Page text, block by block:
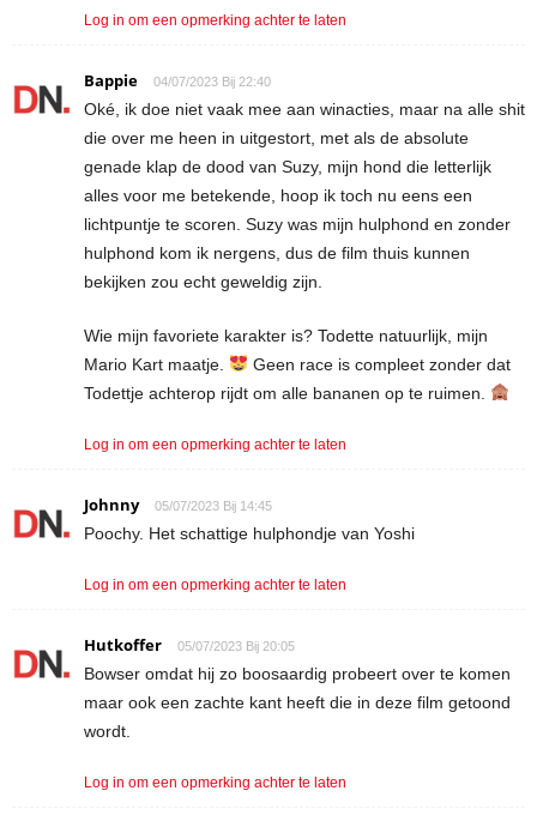
Log in om een opmerking achter te laten
Bappie 04/07/2023 Bij 22:40
Oké, ik doe niet vaak mee aan winacties, maar na alle shit
die over me heen in uitgestort, met als de absolute
genade klap de dood van Suzy, mijn hond die letterlijk
alles voor me betekende, hoop ik toch nu eens een
lichtpuntje te scoren. Suzy was mijn hulphond en zonder
hulphond kom ik nergens, dus de film thuis kunnen
bekijken zou echt geweldig zijn.
Wie mijn favoriete karakter is? Todette natuurlijk, mijn
Mario Kart maatje.
Geen race is compleet zonder dat
Todettje achterop rijdt om alle bananen op te ruimen.
Log in om een opmerking achter te laten
Johnny 05/07/2023 Bij 14:45
Poochy. Het schattige hulphondje van Yoshi
Log in om een opmerking achter te laten
Hutkoffer 05/07/2023 Bij 20:05
Bowser omdat hij zo boosaardig probeert over te komen
maar ook een zachte kant heeft die in deze film getoond
wordt.
Log in om een opmerking achter te laten